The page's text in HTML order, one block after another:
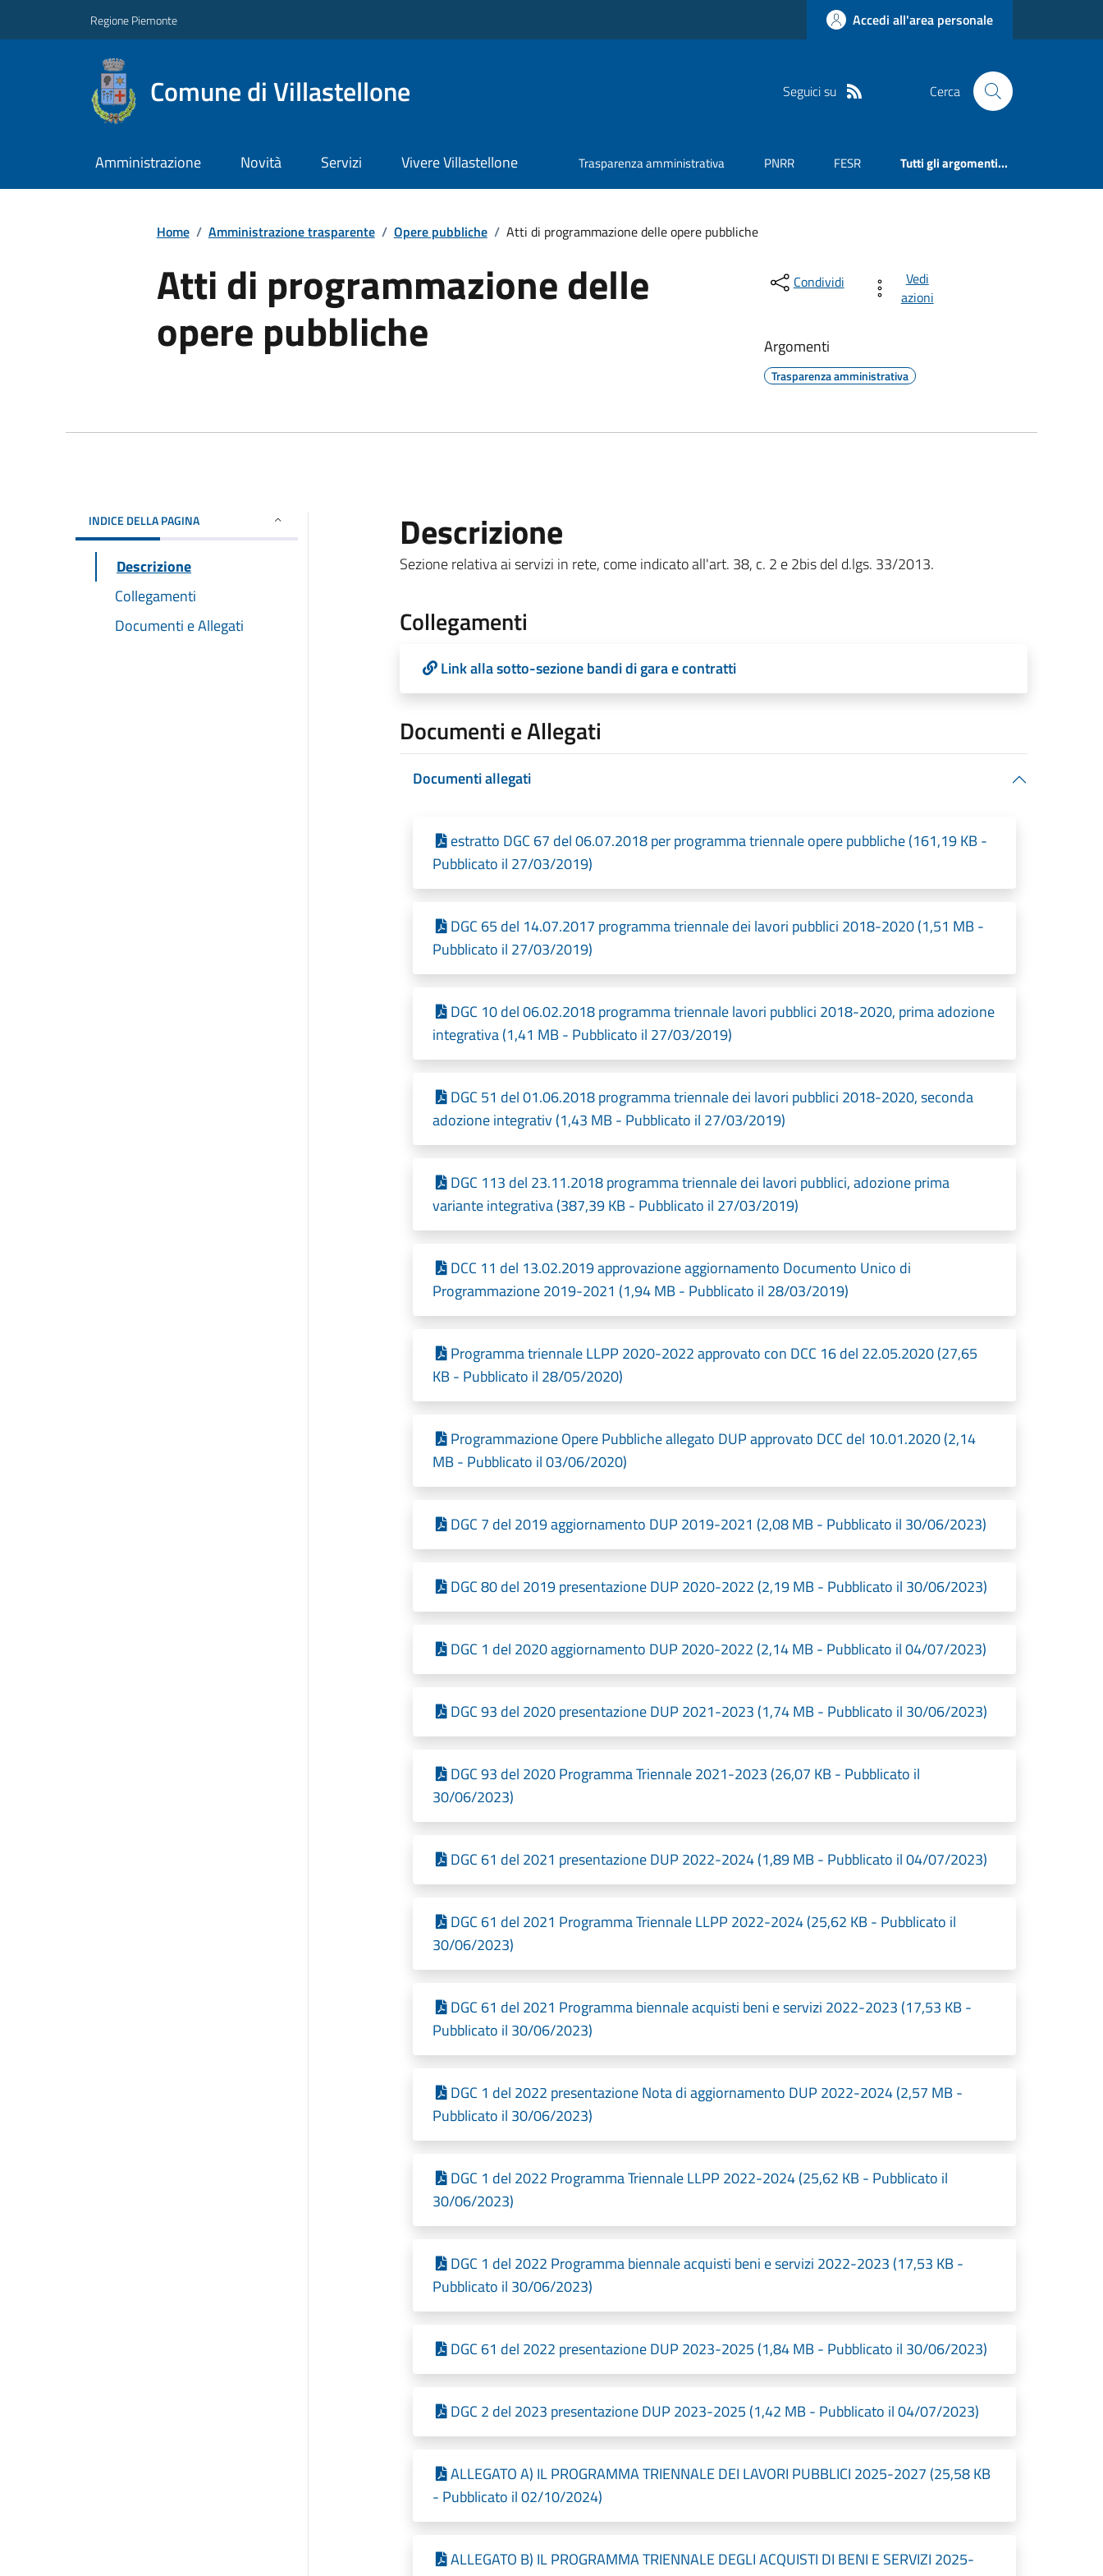
Regione Piemonte Accedi all'area personale
Comune di Villastellone Seguici su Cerca
Amministrazione Novità Servizi Vivere Villastellone Trasparenza amministrativa PNRR FESR Tutti gli argomenti...
Home / Amministrazione trasparente / Opere pubbliche / Atti di programmazione delle opere pubbliche
Atti di programmazione delle
opere pubbliche
Condividi
Vedi
azioni
Argomenti
Trasparenza amministrativa
INDICE DELLA PAGINA
Descrizione
Collegamenti
Documenti e Allegati
Descrizione
Sezione relativa ai servizi in rete, come indicato all'art. 38, c. 2 e 2bis del d.lgs. 33/2013.
Collegamenti
Link alla sotto-sezione bandi di gara e contratti
Documenti e Allegati
Documenti allegati
estratto DGC 67 del 06.07.2018 per programma triennale opere pubbliche (161,19 KB -
Pubblicato il 27/03/2019)
DGC 65 del 14.07.2017 programma triennale dei lavori pubblici 2018-2020 (1,51 MB -
Pubblicato il 27/03/2019)
DGC 10 del 06.02.2018 programma triennale lavori pubblici 2018-2020, prima adozione
integrativa (1,41 MB - Pubblicato il 27/03/2019)
DGC 51 del 01.06.2018 programma triennale dei lavori pubblici 2018-2020, seconda
adozione integrativ (1,43 MB - Pubblicato il 27/03/2019)
DGC 113 del 23.11.2018 programma triennale dei lavori pubblici, adozione prima
variante integrativa (387,39 KB - Pubblicato il 27/03/2019)
DCC 11 del 13.02.2019 approvazione aggiornamento Documento Unico di
Programmazione 2019-2021 (1,94 MB - Pubblicato il 28/03/2019)
Programma triennale LLPP 2020-2022 approvato con DCC 16 del 22.05.2020 (27,65
KB - Pubblicato il 28/05/2020)
Programmazione Opere Pubbliche allegato DUP approvato DCC del 10.01.2020 (2,14
MB - Pubblicato il 03/06/2020)
DGC 7 del 2019 aggiornamento DUP 2019-2021 (2,08 MB - Pubblicato il 30/06/2023)
DGC 80 del 2019 presentazione DUP 2020-2022 (2,19 MB - Pubblicato il 30/06/2023)
DGC 1 del 2020 aggiornamento DUP 2020-2022 (2,14 MB - Pubblicato il 04/07/2023)
DGC 93 del 2020 presentazione DUP 2021-2023 (1,74 MB - Pubblicato il 30/06/2023)
DGC 93 del 2020 Programma Triennale 2021-2023 (26,07 KB - Pubblicato il
30/06/2023)
DGC 61 del 2021 presentazione DUP 2022-2024 (1,89 MB - Pubblicato il 04/07/2023)
DGC 61 del 2021 Programma Triennale LLPP 2022-2024 (25,62 KB - Pubblicato il
30/06/2023)
DGC 61 del 2021 Programma biennale acquisti beni e servizi 2022-2023 (17,53 KB -
Pubblicato il 30/06/2023)
DGC 1 del 2022 presentazione Nota di aggiornamento DUP 2022-2024 (2,57 MB -
Pubblicato il 30/06/2023)
DGC 1 del 2022 Programma Triennale LLPP 2022-2024 (25,62 KB - Pubblicato il
30/06/2023)
DGC 1 del 2022 Programma biennale acquisti beni e servizi 2022-2023 (17,53 KB -
Pubblicato il 30/06/2023)
DGC 61 del 2022 presentazione DUP 2023-2025 (1,84 MB - Pubblicato il 30/06/2023)
DGC 2 del 2023 presentazione DUP 2023-2025 (1,42 MB - Pubblicato il 04/07/2023)
ALLEGATO A) IL PROGRAMMA TRIENNALE DEI LAVORI PUBBLICI 2025-2027 (25,58 KB
- Pubblicato il 02/10/2024)
ALLEGATO B) IL PROGRAMMA TRIENNALE DEGLI ACQUISTI DI BENI E SERVIZI 2025-